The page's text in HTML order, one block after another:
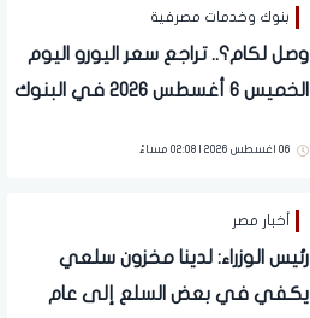
بنوك وخدمات مصرفية
وصل لكام؟.. تراجع سعر اليورو اليوم
الخميس 6 أغسطس 2026 في البنوك
06 اغسطس 2026 | 02:08 مساءً
أخبار مصر
رئيس الوزراء: لدينا مخزون سلعي
يكفي في بعض السلع إلى عام